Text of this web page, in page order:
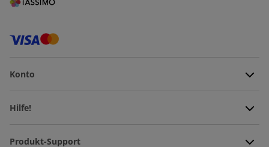
Konto
Hilfe!
Produkt-Support